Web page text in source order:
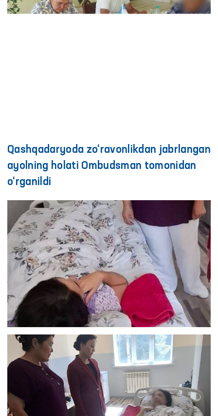
Qashqadaryoda zo‘ravonlikdan jabrlangan
ayolning holati Ombudsman tomonidan
o‘rganildi